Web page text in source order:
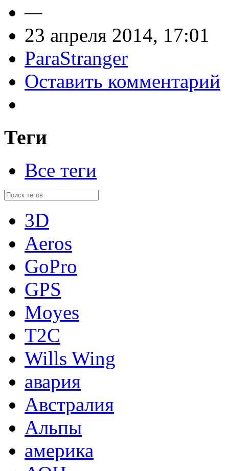
—
23 апреля 2014, 17:01
ParaStranger
Оставить комментарий
Теги
Все теги
3D
Aeros
GoPro
GPS
Moyes
T2C
Wills Wing
авария
Австралия
Альпы
америка